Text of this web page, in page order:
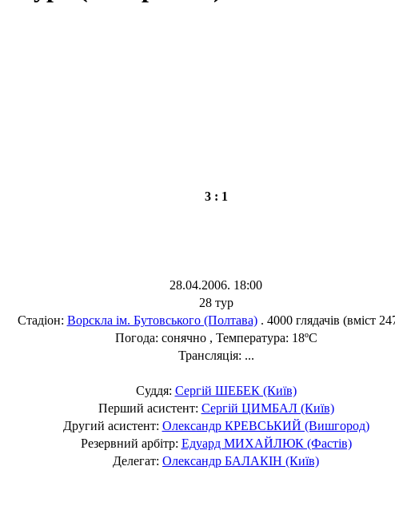
3 : 1
28.04.2006. 18:00
28 тур
Стадіон: Ворскла ім. Бутовського (Полтава). 4000 глядачів (вміст
Погода: сонячно , Температура: 18ºC
Трансляція: ...
Суддя: Сергій ШЕБЕК (Київ)
Перший асистент: Сергій ЦИМБАЛ (Київ)
Другий асистент: Олександр КРЕВСЬКИЙ (Вишгород)
Резервний арбітр: Едуард МИХАЙЛЮК (Фастів)
Делегат: Олександр БАЛАКІН (Київ)